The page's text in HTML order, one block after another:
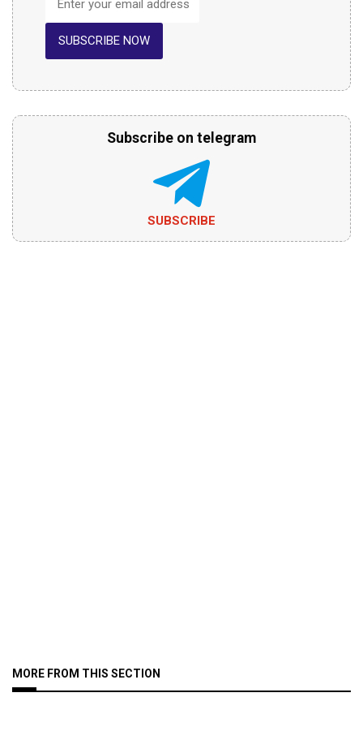
SUBSCRIBE NOW
Subscribe on telegram
SUBSCRIBE
MORE FROM THIS SECTION